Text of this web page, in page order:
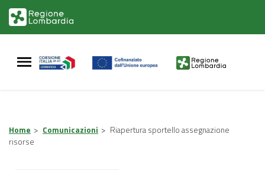
contenuto
footer
Home > Comunicazioni > Riapertura sportello assegnazione
risorse